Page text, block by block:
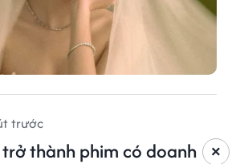
trước
thành phim có doanh
×